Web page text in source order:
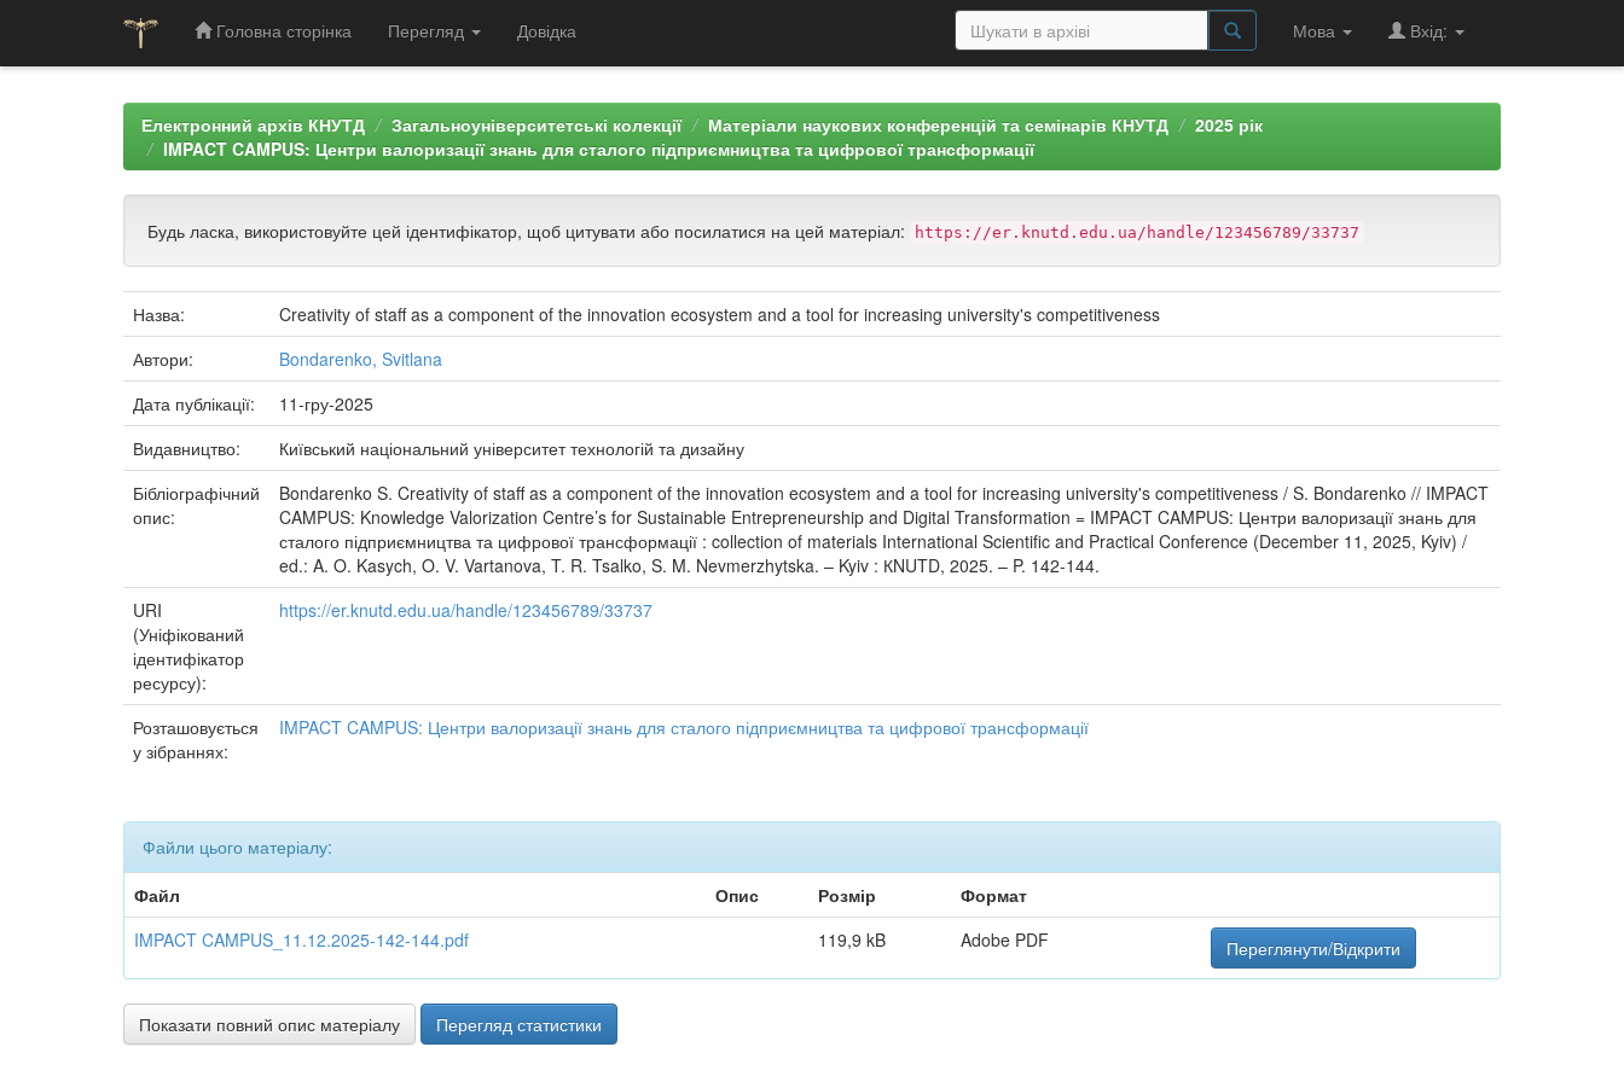
Головна сторінка Перегляд Довідка Мова Вхід:
Електронний архів КНУТД Загальноуніверситетські колекції Матеріали наукових конференцій та семінарів КНУТД
2025 рік
IMPACT CAMPUS: Центри валоризації знань для сталого підприємництва та цифрової трансформації
Будь ласка, використовуйте цей ідентифікатор, щоб цитувати або посилатися на цей матеріал: https://er.knutd.edu.ua/handle/123456789/33737
Назва:
Creativity of staff as a component of the innovation ecosystem and a tool for increasing university's competitiveness
Автори:
Bondarenko, Svitlana
Дата публікації:
11-гру-2025
Видавництво:
Київський національний університет технологій та дизайну
Бібліографічний
опис:
Bondarenko S. Creativity of staff as a component of the innovation ecosystem and a tool for increasing university's competitiveness / S. Bondarenko // IMPACT
CAMPUS: Knowledge Valorization Centre’s for Sustainable Entrepreneurship and Digital Transformation = IMPACT CAMPUS: Центри валоризації знань для
сталого підприємництва та цифрової трансформації : collection of materials International Scientific and Practical Conference (December 11, 2025, Kyiv) /
ed.: A. O. Kasych, O. V. Vartanova, T. R. Tsalko, S. M. Nevmerzhytska. – Kyiv : КNUTD, 2025. – P. 142-144.
URI
(Уніфікований
ідентифікатор
ресурсу):
https://er.knutd.edu.ua/handle/123456789/33737
Розташовується
у зібраннях:
IMPACT CAMPUS: Центри валоризації знань для сталого підприємництва та цифрової трансформації
Файли цього матеріалу:
Файл
Опис Розмір
Формат
IMPACT CAMPUS_11.12.2025-142-144.pdf
119,9 kB Adobe PDF Переглянути/Відкрити
Показати повний опис матеріалу Перегляд статистики